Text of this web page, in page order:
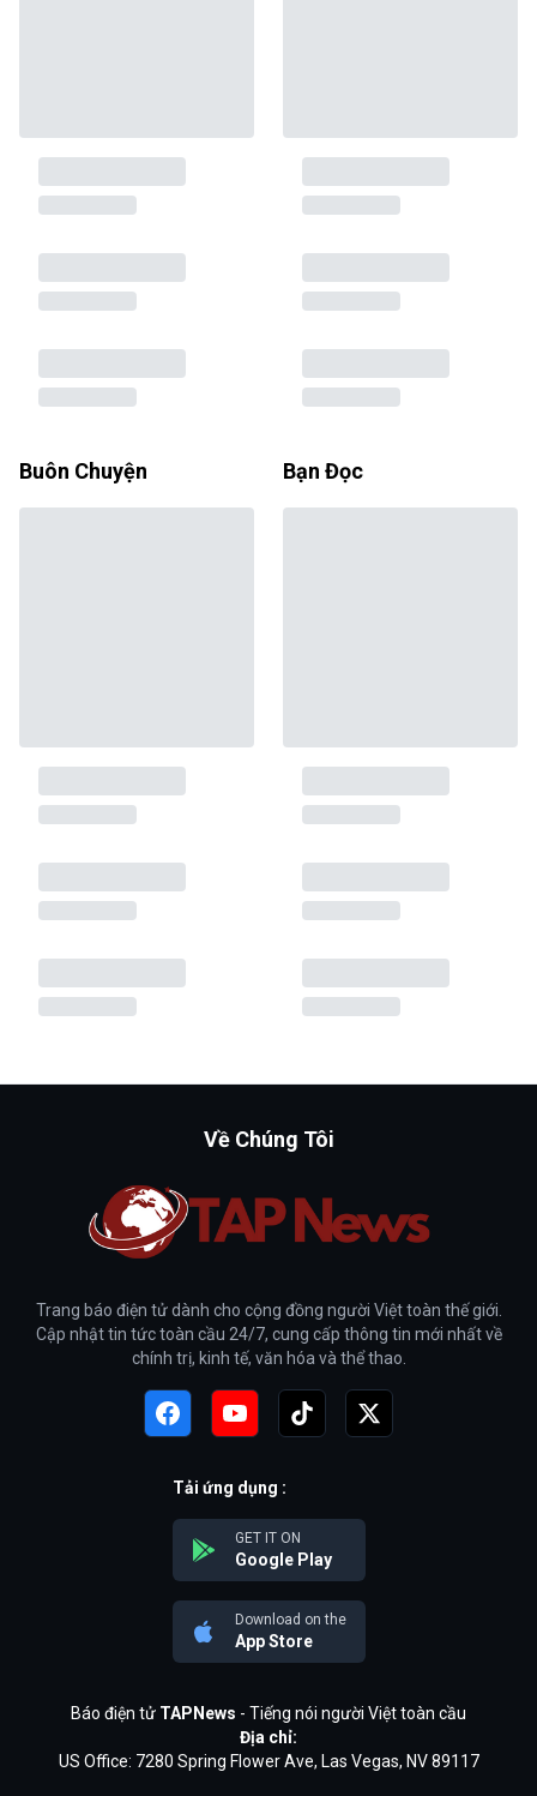
Buôn Chuyện Bạn Đọc
Về Chúng Tôi
Trang báo điện tử dành cho cộng đồng người Việt toàn thế giới.
Cập nhật tin tức toàn cầu 24/7, cung cấp thông tin mới nhất về
chính trị, kinh tế, văn hóa và thể thao.
Tải ứng dụng :
GET IT ON
Google Play
Download on the
App Store
Báo điện tử TAPNews - Tiếng nói người Việt toàn cầu
Địa chỉ:
US Office: 7280 Spring Flower Ave, Las Vegas, NV 89117